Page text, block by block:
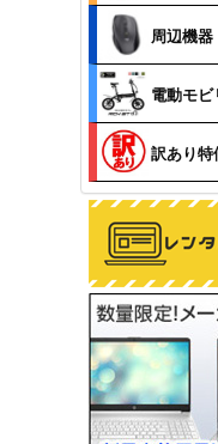
周辺機器
電動モビ
訳あり特